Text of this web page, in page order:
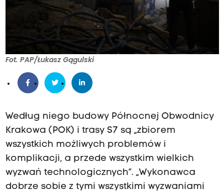
Fot. PAP/Łukasz Gągulski
Według niego budowy Północnej Obwodnicy
Krakowa (POK) i trasy S7 są „zbiorem
wszystkich możliwych problemów i
komplikacji, a przede wszystkim wielkich
wyzwań technologicznych”. „Wykonawca
dobrze sobie z tymi wszystkimi wyzwaniami